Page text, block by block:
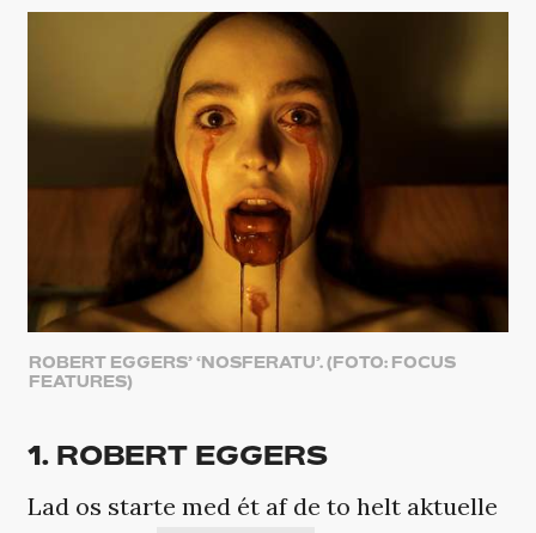
ROBERT EGGERS’ ‘NOSFERATU’. (FOTO: FOCUS
FEATURES)
1. ROBERT EGGERS
Lad os starte med ét af de to helt aktuelle